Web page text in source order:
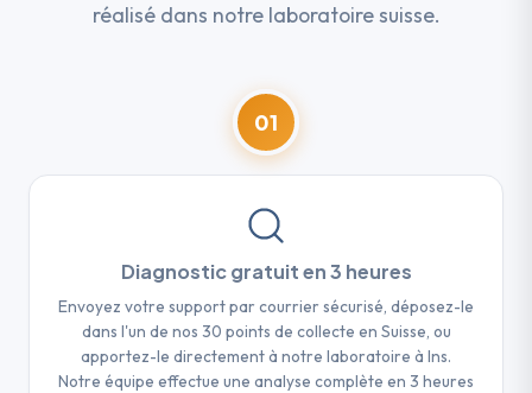
réalisé dans notre laboratoire suisse.
01
Diagnostic gratuit en 3 heures
Envoyez votre support par courrier sécurisé, déposez-le
dans l'un de nos 30 points de collecte en Suisse, ou
apportez-le directement à notre laboratoire à Ins.
Notre équipe effectue une analyse complète en 3 heures